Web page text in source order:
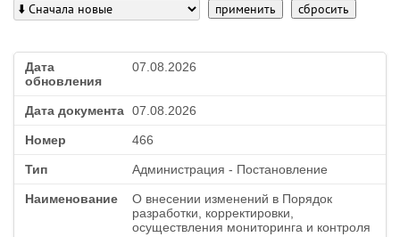
применить
сбросить
07.08.2026
07.08.2026
466
Администрация - Постановление
О внесении изменений в Порядок
разработки, корректировки,
осуществления мониторинга и контроля